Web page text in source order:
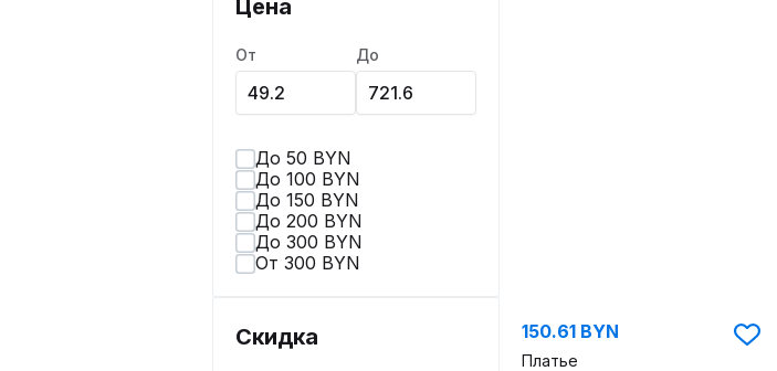
Цена
От До
До 50 BYN
До 100 BYN
До 150 BYN
До 200 BYN
До 300 BYN
От 300 BYN
Скидка 150.61 BYN
Платье